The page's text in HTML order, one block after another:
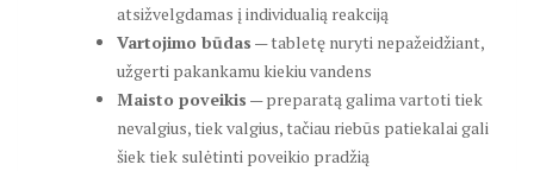
atsižvelgdamas į individualią reakciją
Vartojimo būdas — tabletę nuryti nepažeidžiant,
užgerti pakankamu kiekiu vandens
Maisto poveikis — preparatą galima vartoti tiek
nevalgius, tiek valgius, tačiau riebūs patiekalai gali
šiek tiek sulėtinti poveikio pradžią